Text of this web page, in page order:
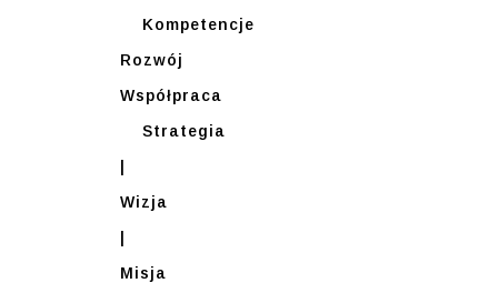
Kompetencje
Rozwój
Współpraca
Strategia
Wizja
Misja